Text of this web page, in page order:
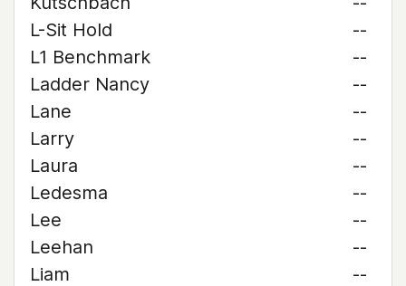
L-Sit Hold
--
L1 Benchmark
--
Ladder Nancy
--
Lane
--
Larry
--
Laura
--
Ledesma
--
Lee
--
Leehan
--
Liam
--